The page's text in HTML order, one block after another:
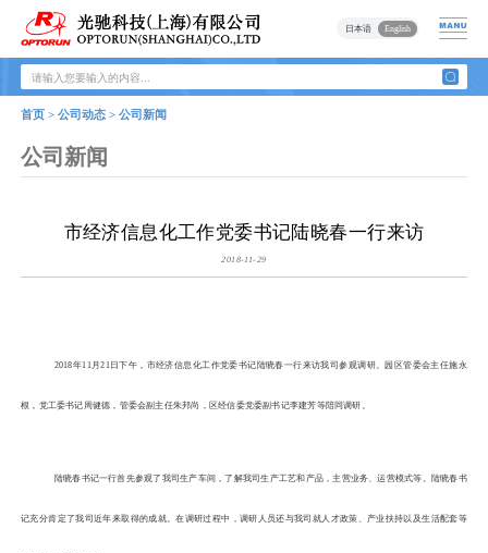
日本语 English
首页 > 公司动态 > 公司新闻
公司新闻
市经济信息化工作党委书记陆晓春一行来访
2018-11-29
2018年11月21日下午，市经济信息化工作党委书记陆晓春一行来访我司参观调研。园区管委会主任施永
根，党工委书记周健德，管委会副主任朱邦尚，区经信委党委副书记李建芳等陪同调研。
陆晓春书记一行首先参观了我司生产车间，了解我司生产工艺和产品，主营业务、运营模式等。陆晓春书
记充分肯定了我司近年来取得的成就。在调研过程中，调研人员还与我司就人才政策、产业扶持以及生活配套等